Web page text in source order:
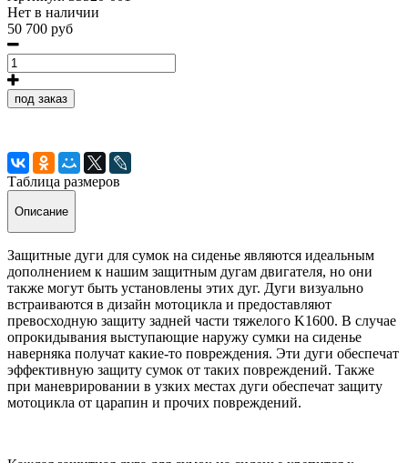
Нет в наличии
50 700 руб
под заказ
Таблица размеров
Описание
Защитные дуги для сумок на сиденье являются идеальным
дополнением к нашим защитным дугам двигателя, но они
также могут быть установлены этих дуг. Дуги визуально
встраиваются в дизайн мотоцикла и предоставляют
превосходную защиту задней части тяжелого K1600. В случае
опрокидывания выступающие наружу сумки на сиденье
наверняка получат какие-то повреждения. Эти дуги обеспечат
эффективную защиту сумок от таких повреждений. Также
при маневрировании в узких местах дуги обеспечат защиту
мотоцикла от царапин и прочих повреждений.